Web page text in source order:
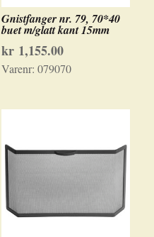
Gnistfanger nr. 79, 70*40
buet m/glatt kant 15mm
kr1,155.00
Varenr: 079070